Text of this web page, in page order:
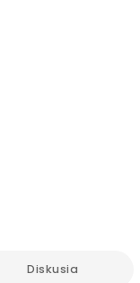
Diskusia